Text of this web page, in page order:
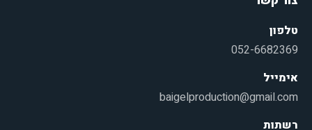
טלפון
052-6682369
אימייל
baigelproduction@gmail.com
רשתות